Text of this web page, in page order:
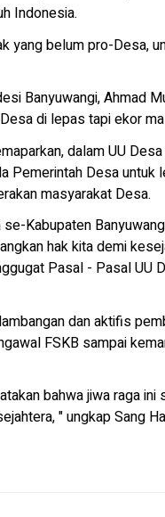
Indonesia.
yang belum pro-Desa,
Banyuwangi, Ahmad
di lepas tapi ekor
dalam UU
Pemerintah Desa untuk
masyarakat Desa.
Kabupaten
hak kita demi
Pasal - Pasal UU
dan aktifis
FSKB sampai
bahwa jiwa raga
" ungkap Sang